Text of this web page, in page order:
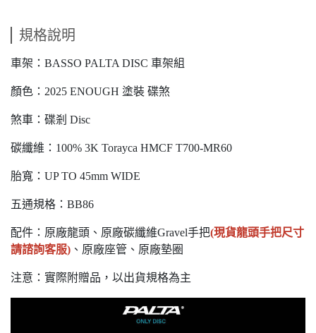
規格說明
車架：BASSO PALTA DISC 車架組
顏色：2025 ENOUGH 塗裝 碟煞
煞車：碟剎 Disc
碳纖維：100% 3K Torayca HMCF T700-MR60
胎寬：UP TO 45mm WIDE
五通規格：BB86
配件：原廠龍頭、原廠碳纖維Gravel手把(現貨龍頭手把尺寸
請諮詢客服) 、原廠座管、原廠墊圈
注意：實際附贈品，以出貨規格為主